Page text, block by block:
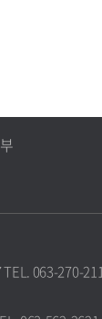
063-270-